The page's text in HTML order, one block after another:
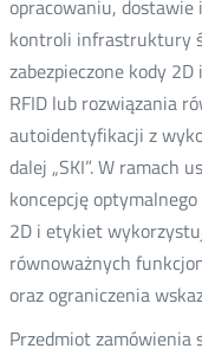
opracowaniu,
kontroli infrastruktury
zabezpieczone kody
RFID lub rozwiązania
autoidentyfikacji z
dalej „SKI”. W ramach
koncepcję
2D i etykiet
równoważnych
oraz ograniczenia
Przedmiot zamówienia